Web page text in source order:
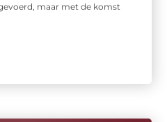
maar met de komst